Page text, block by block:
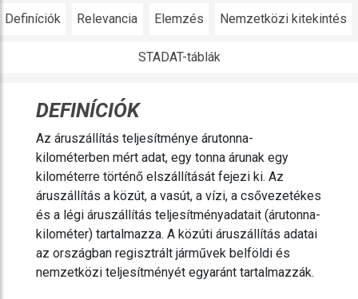
Definíciók Relevancia Elemzés Nemzetközi kitekintés
STADAT-táblák
DEFINÍCIÓK
Az áruszállítás teljesítménye árutonna-
kilométerben mért adat, egy tonna árunak egy
kilométerre történő elszállítását fejezi ki. Az
áruszállítás a közút, a vasút, a vízi, a csővezetékes
és a légi áruszállítás teljesítményadatait (árutonna-
kilométer) tartalmazza. A közúti áruszállítás adatai
az országban regisztrált járművek belföldi és
nemzetközi teljesítményét egyaránt tartalmazzák.